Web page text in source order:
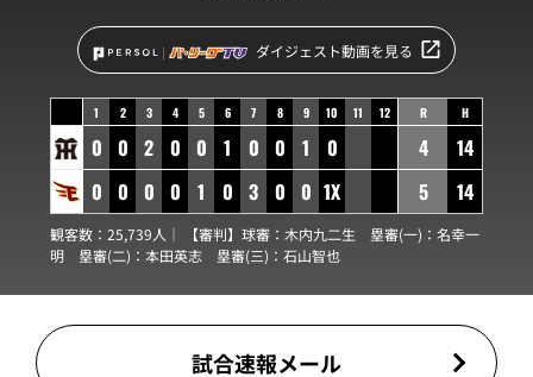
ダイジェスト動画を見る
1 2 3 4 5 6 7 8 9 10 11 12
0 0 2 0 0 1 0 0 1
0
0 0 0 0 1 0 3 0 0 1X
R H
4
14
5
14
観客数：25,739人｜ 【審判】球審： 木内九二生 塁審(一)： 名幸一
明 塁審(二)： 本田英志 塁審(三)： 石山智也
試合速報メール